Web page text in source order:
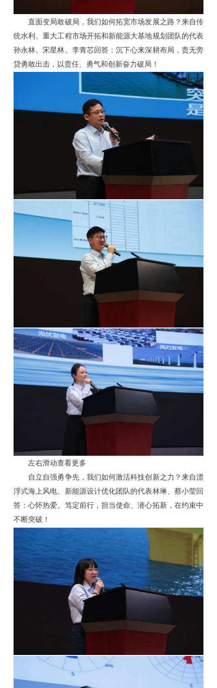
直面变局敢破局，我们如何拓宽市场发展之路？来自传
统水利、重大工程市场开拓和新能源大基地规划团队的代表
孙永林、宋星林、李青芯回答：沉下心来深耕布局，责无旁
贷勇敢出击，以责任、勇气和创新奋力破局！
左右滑动查看更多
自立自强勇争先，我们如何激活科技创新之力？来自漂
浮式海上风电、新能源设计优化团队的代表林琳、蔡小莹回
答：心怀热爱、笃定前行，担当使命、潜心拓新，在约束中
不断突破！